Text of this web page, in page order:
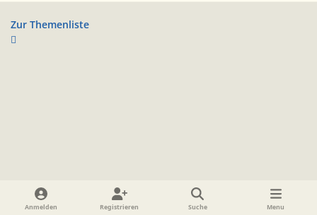
Zur Themenliste
Heller Modus
Dunkler ModusSystemeinstellung
Anmelden Registrieren Suche Menu